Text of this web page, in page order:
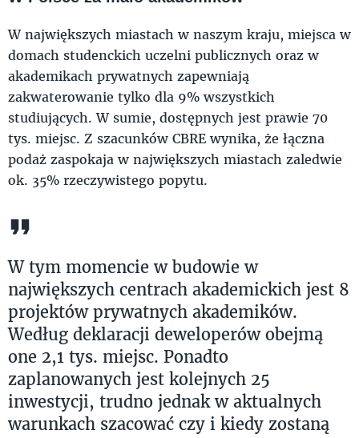
W największych miastach w naszym kraju, miejsca w
domach studenckich uczelni publicznych oraz w
akademikach prywatnych zapewniają
zakwaterowanie tylko dla 9% wszystkich
studiujących. W sumie, dostępnych jest prawie 70
tys. miejsc. Z szacunków CBRE wynika, że łączna
podaż zaspokaja w największych miastach zaledwie
ok. 35% rzeczywistego popytu.
W tym momencie w budowie w
największych centrach akademickich jest 8
projektów prywatnych akademików.
Według deklaracji deweloperów obejmą
one 2,1 tys. miejsc. Ponadto
zaplanowanych jest kolejnych 25
inwestycji, trudno jednak w aktualnych
warunkach szacować czy i kiedy zostaną